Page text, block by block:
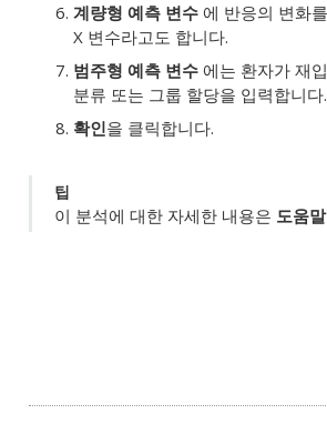
계량형 예측 변수 에 반응의 변화
X 변수라고도 합니다.
범주형 예측 변수 에는 환자가 재
분류 또는 그룹 할당을 입력합니
확인을 클릭합니다.
팁
이 분석에 대한 자세한 내용은 도움말